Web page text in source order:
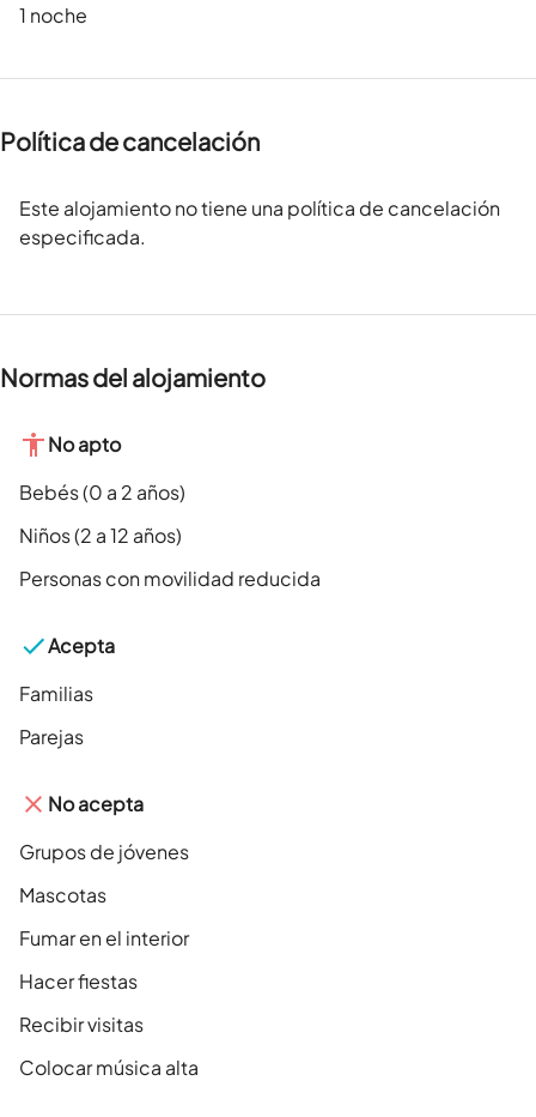
1 noche
Política de cancelación
Este alojamiento no tiene una política de cancelación
especificada.
Normas del alojamiento
No apto
Bebés (0 a 2 años)
Niños (2 a 12 años)
Personas con movilidad reducida
Acepta
Familias
Parejas
No acepta
Grupos de jóvenes
Mascotas
Fumar en el interior
Hacer fiestas
Recibir visitas
Colocar música alta